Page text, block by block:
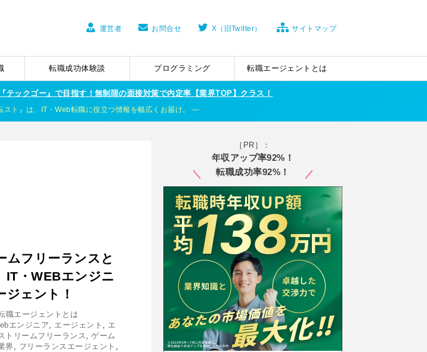
運営者 お問合せ X（旧Twitter） サイトマップ
転職成功体験談 プログラミング 転職エージェントとは
ックゴー』で目指す！無制限の面接対策で内定率【業界TOP】クラス！
ト』は、IT・Web転職に役立つ情報を幅広くお届け。
ムフリーランスと
IT・WEBエンジニ
ジェント！
職エージェントとは
エンジニア, エージェント , エ
トリームフリーランス,ゲーム
界 , フリーランスエージェント ,
［PR］：
年収アップ率92%！
転職成功率92%！